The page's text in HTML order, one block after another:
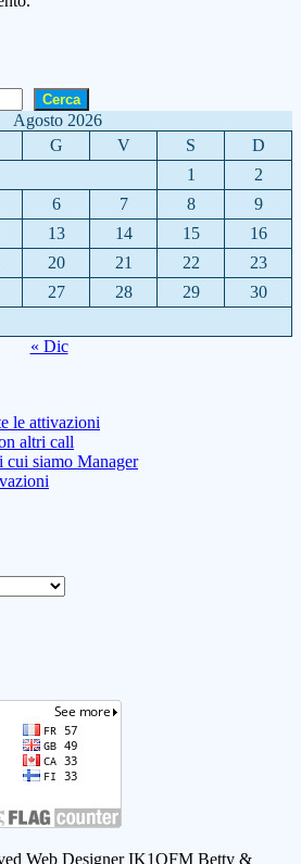
Cerca
Agosto 2026
G V S
D
1
2
6 7 8
9
13 14 15
16
20 21 22
23
27 28 29
30
« Dic
le attivazioni
altri call
siamo Manager
Web Designer IK1QFM Betty &